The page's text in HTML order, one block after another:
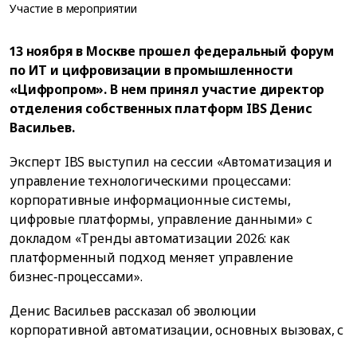
Участие в мероприятии
13 ноября в Москве прошел федеральный форум
по ИТ и цифровизации в промышленности
«Цифропром». В нем принял участие директор
отделения собственных платформ IBS Денис
Васильев.
Эксперт IBS выступил на сессии «Автоматизация и
управление технологическими процессами:
корпоративные информационные системы,
цифровые платформы, управление данными» с
докладом «Тренды автоматизации 2026: как
платформенный подход меняет управление
бизнес‑процессами».
Денис Васильев рассказал об эволюции
корпоративной автоматизации, основных вызовах, с